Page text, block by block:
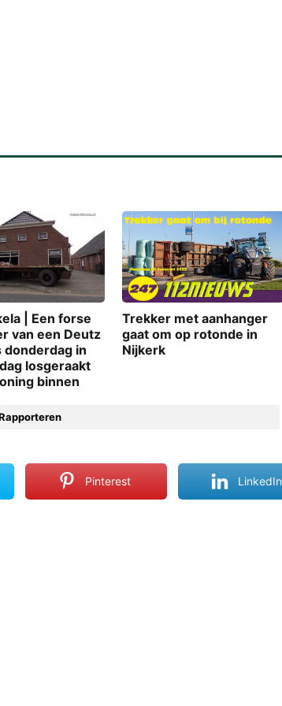
| Een forse
van een Deutz
in
losgeraakt
binnen
Trekker met aanhanger
gaat om op rotonde in
Nijkerk
Pinterest LinkedIn